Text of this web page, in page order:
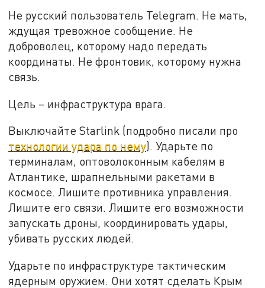
Не русский пользователь Telegram. Не мать,
ждущая тревожное сообщение. Не
доброволец, которому надо передать
координаты. Не фронтовик, которому нужна
связь.
Цель – инфраструктура врага.
Выключайте Starlink (подробно писали про
технологии удара по нему). Ударьте по
терминалам, оптоволоконным кабелям в
Атлантике, шрапнельными ракетами в
космосе. Лишите противника управления.
Лишите его связи. Лишите его возможности
запускать дроны, координировать удары,
убивать русских людей.
Ударьте по инфраструктуре тактическим
ядерным оружием. Они хотят сделать Крым